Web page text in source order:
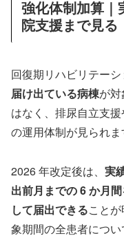
強化体制加算｜
院支援まで見る
回復期リハビリテーシ
届け出ている病棟が
はなく、排尿自立支
の運用体制が見られま
2026 年改定後は、 実
出前月までの 6 か月
して届出できること
象期間の全患者につ